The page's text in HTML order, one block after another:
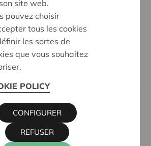
BAECK
27 96 03
alain.baeck@cera.coop
site web.
pouvez choisir
tous les cookies
les sortes de
que vous souhaitez
POLICY
REFUSER
CONFIGURER